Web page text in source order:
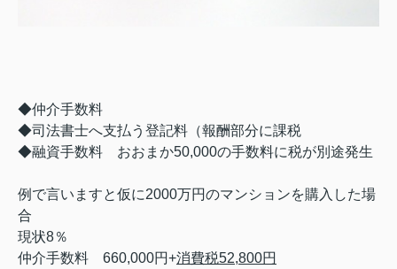
◆仲介手数料
◆司法書士へ支払う登記料（報酬部分に課税
◆融資手数料 おおまか50,000の手数料に税が別途発生
例で言いますと仮に2000万円のマンションを購入した場
合
現状8％
仲介手数料 660,000円+消費税52,800円